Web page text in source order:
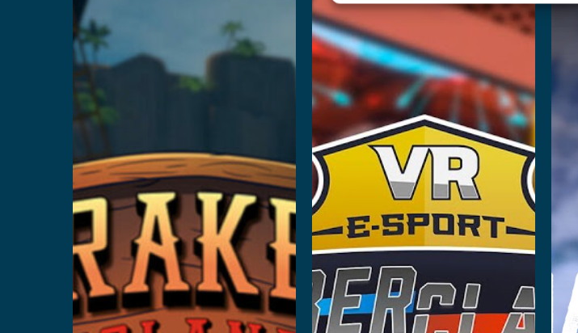
Kraken
Island:
Captain’s
Curse
Per saperne di più
Cyberclash:
Tournament
Per saperne di più